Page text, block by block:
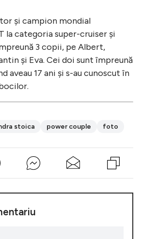
și campion mondial
la categoria super-cruiser și
3 copii, pe Albert,
și Eva. Cei doi sunt împreună
aveau 17 ani și s-au cunoscut în
stoica power couple foto